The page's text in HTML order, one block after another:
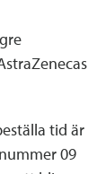
tid är
09